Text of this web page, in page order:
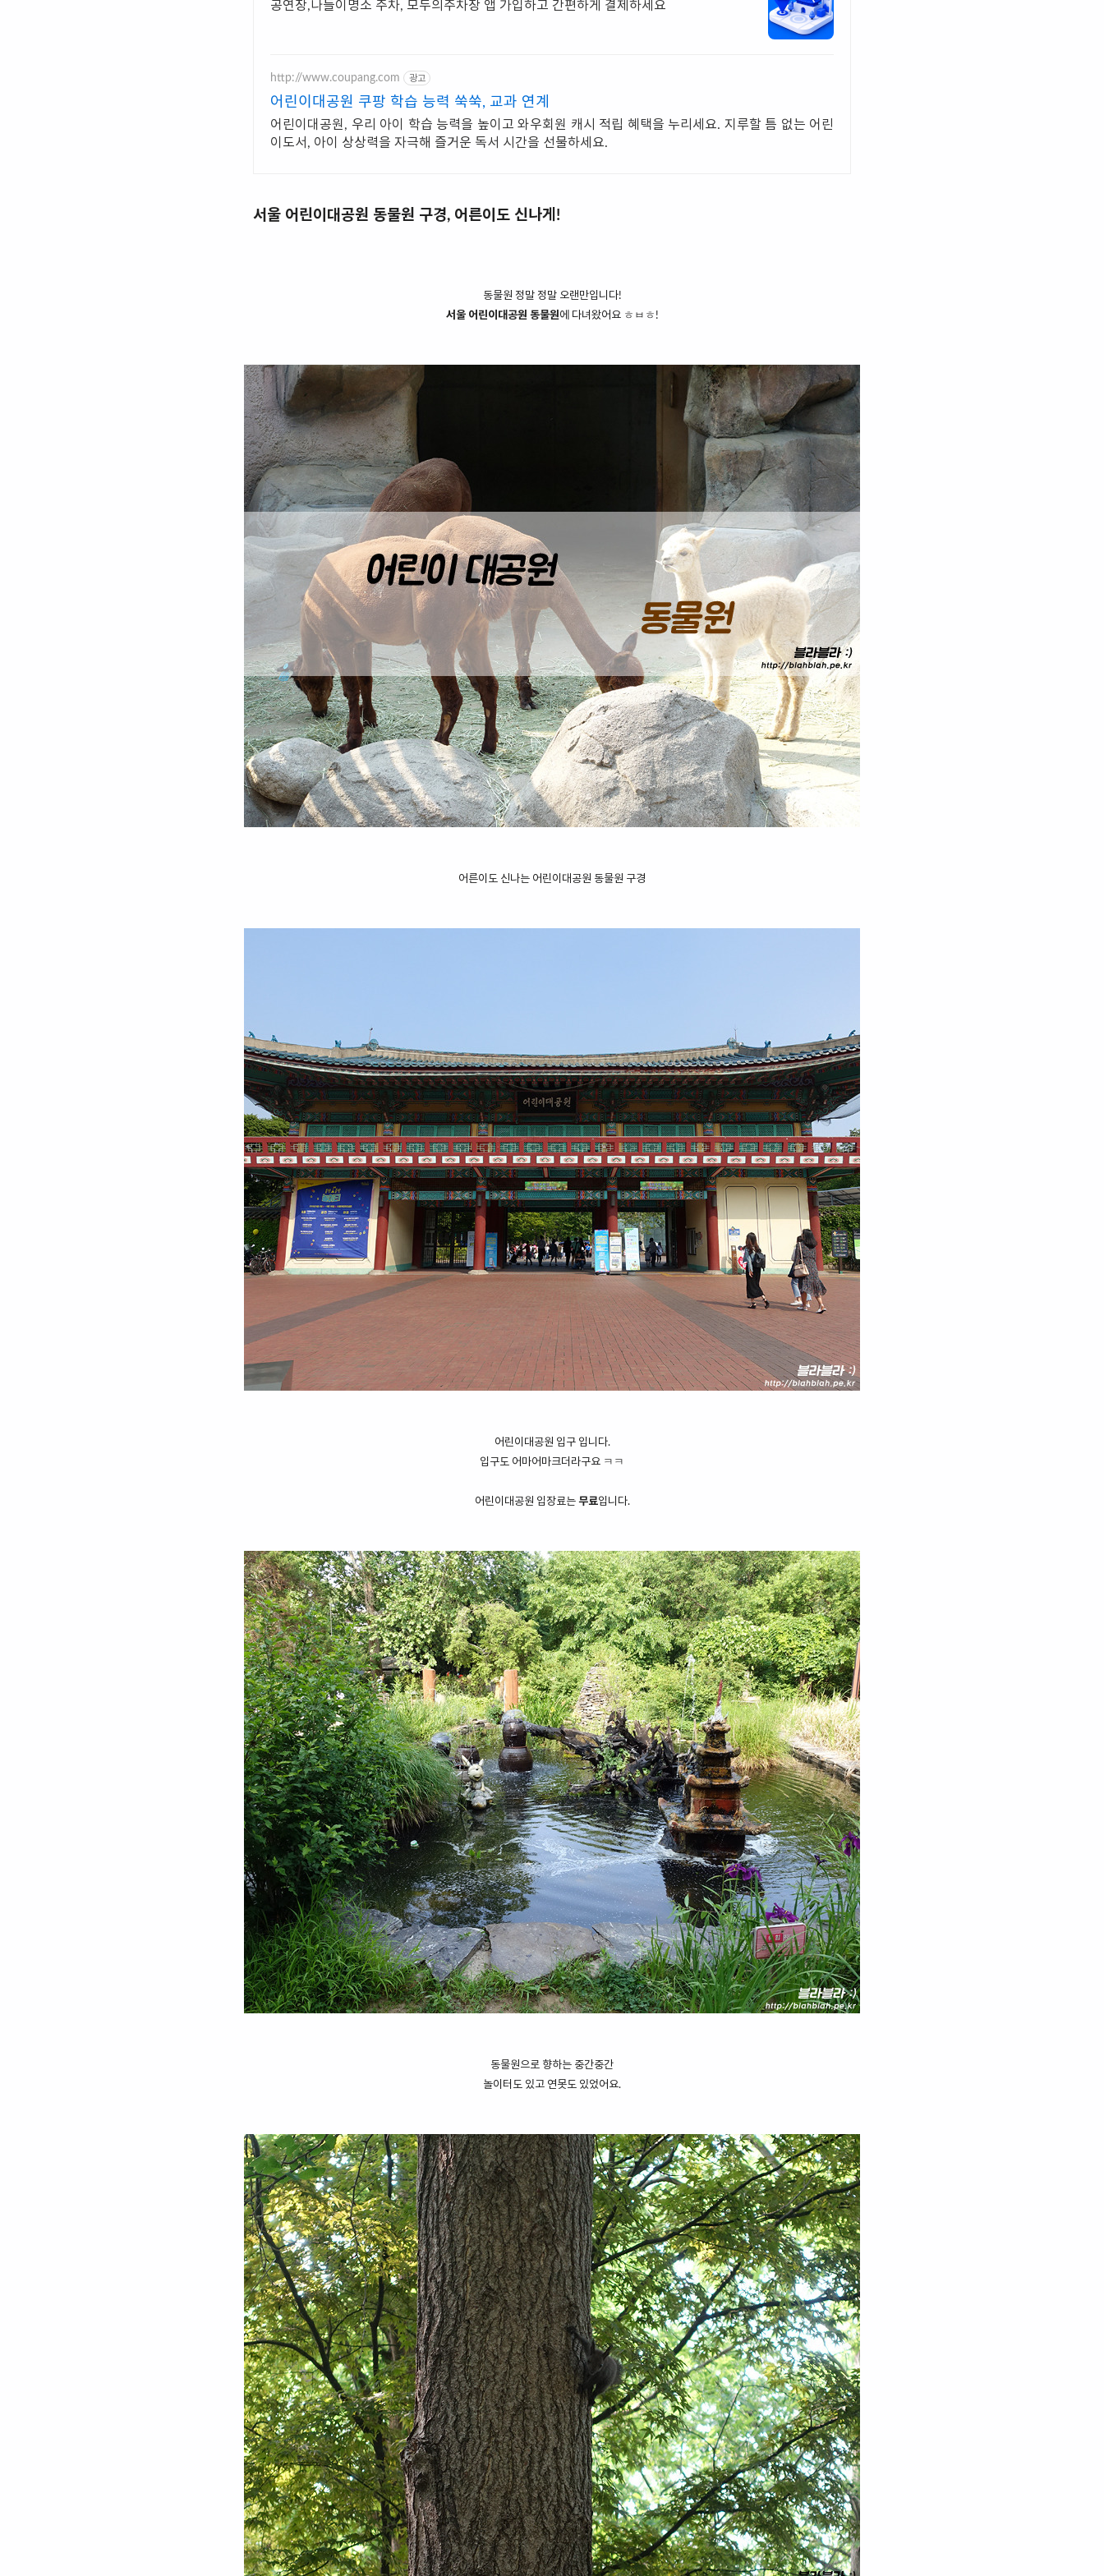
공연장,나들이명소 주차, 모두의주차장 앱 가입하고 간편하게 결제하세요
http://www.coupang.com 광고
어린이대공원 쿠팡 학습 능력 쑥쑥, 교과 연계
어린이대공원, 우리 아이 학습 능력을 높이고 와우회원 캐시 적립 혜택을 누리세요. 지루할 틈 없는 어린
이도서, 아이 상상력을 자극해 즐거운 독서 시간을 선물하세요.
서울 어린이대공원 동물원 구경, 어른이도 신나게!
동물원 정말 정말 오랜만입니다!
서울 어린이대공원 동물원에 다녀왔어요 ㅎㅂㅎ!
어른이도 신나는 어린이대공원 동물원 구경
어린이대공원 입구 입니다.
입구도 어마어마크더라구요 ㅋㅋ
어린이대공원 입장료는 무료입니다.
동물원으로 향하는 중간중간
놀이터도 있고 연못도 있었어요.